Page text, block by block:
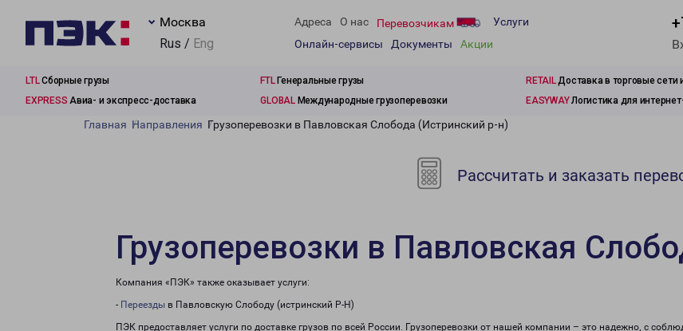
Москва
Rus / Eng
Адреса О нас Перевозчикам
Услуги
Онлайн-сервисы
Документы Акции
LTLСборные грузы FTLГенеральные грузы RETAILДоставка в торговые сети
EXPRESS Авиа- и экспресс-доставка GLOBALМеждународные грузоперевозки EASYWAYЛогистика для
Главная Направления Грузоперевозки в Павловская Слобода (Истринский р-н)
Рассчитать и заказать
Грузоперевозки в Павловская
Компания «ПЭК» также оказывает услуги:
- Переезды в Павловскую Слободу (истринский Р-Н)
ПЭК предоставляет услуги по доставке грузов по всей России. Грузоперевозки от нашей компании – это надежно, с